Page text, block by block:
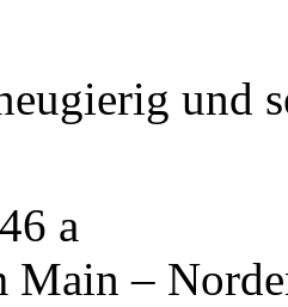
und
a
Main –